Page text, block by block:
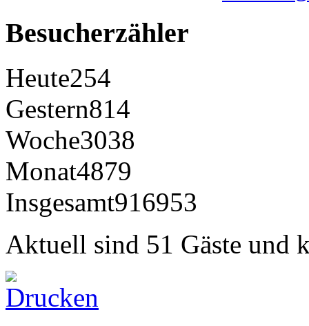
Besucherzähler
Heute254
Gestern814
Woche3038
Monat4879
Insgesamt916953
Aktuell sind 51 Gäste und